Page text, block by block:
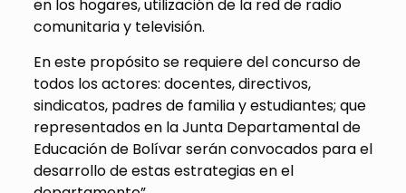
en los hogares, utilización de la red de radio
comunitaria y televisión.
En este propósito se requiere del concurso de
todos los actores: docentes, directivos,
sindicatos, padres de familia y estudiantes; que
representados en la Junta Departamental de
Educación de Bolívar serán convocados para el
desarrollo de estas estrategias en el